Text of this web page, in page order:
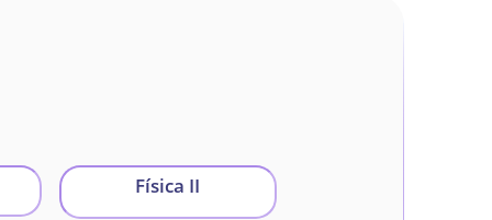
Física II